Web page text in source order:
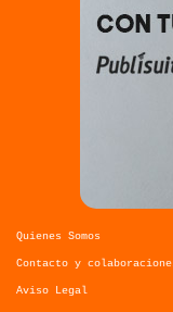
Quienes Somos
Contacto y
Aviso Legal